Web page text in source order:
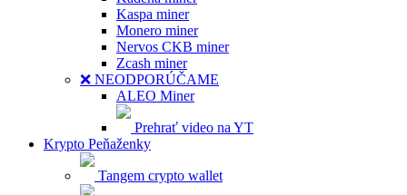
Kaspa miner
Monero miner
Nervos CKB miner
Zcash miner
❌ NEODPORÚČAME
ALEO Miner
Prehrať video na YT
Krypto Peňaženky
Tangem crypto wallet